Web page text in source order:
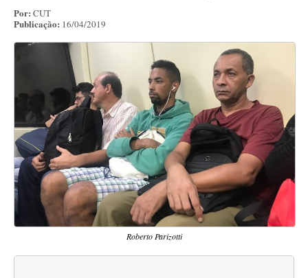
Por: CUT
Publicação: 16/04/2019
Roberto Parizotti